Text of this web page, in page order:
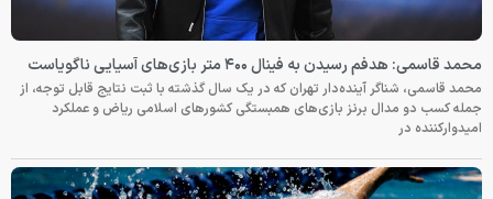
محمد قاسمی: هدفم رسیدن به فینال ۴۰۰ متر بازی‌های آسیایی ناگویاست
محمد قاسمی، شناگر آینده‌دار تهران که در یک سال گذشته با ثبت نتایج قابل توجه، از
جمله کسب دو مدال برنز بازی‌های همبستگی کشورهای اسلامی ریاض و عملکرد
امیدوارکننده در